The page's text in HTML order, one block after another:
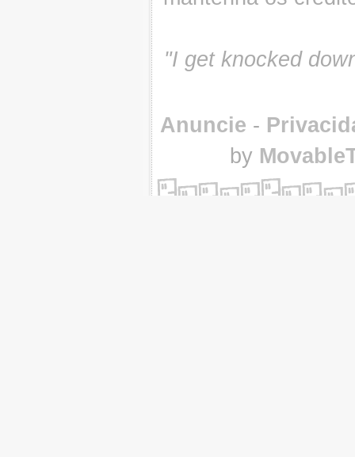
"I get knocked
Anuncie -
by